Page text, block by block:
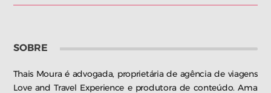
SOBRE
Thais Moura é advogada, proprietária de agência de viagens
Love and Travel Experience e produtora de conteúdo. Ama